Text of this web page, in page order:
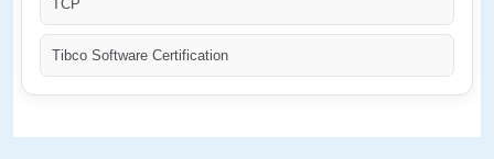
TCP
Tibco Software Certification